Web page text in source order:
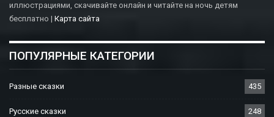
иллюстрациями, скачивайте онлайн и читайте на ночь детям
бесплатно | Карта сайта
ПОПУЛЯРНЫЕ КАТЕГОРИИ
Разные сказки 435
Русские сказки 248